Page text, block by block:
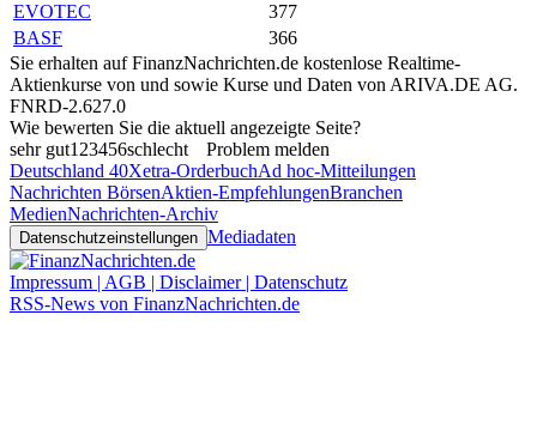
EVOTEC
377
BASF
366
Sie erhalten auf FinanzNachrichten.de kostenlose Realtime-
Aktienkurse von und sowie Kurse und Daten von ARIVA.DE AG.
FNRD-2.627.0
Wie bewerten Sie die aktuell angezeigte Seite?
sehr gut1 23456schlecht
Problem melden
Deutschland 40Xetra-OrderbuchAd hoc-Mitteilungen
Nachrichten BörsenAktien-EmpfehlungenBranchen
MedienNachrichten-Archiv
Datenschutzeinstellungen Mediadaten
Impressum | AGB | Disclaimer | Datenschutz
RSS-News von FinanzNachrichten.de